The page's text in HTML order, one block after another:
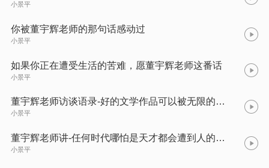
小景平
你被董宇辉老师的那句话感动过
小景平
如果你正在遭受生活的苦难，愿董宇辉老师这番话
小景平
董宇辉老师访谈语录-好的文学作品可以被无限的解读，每个人都能从中看到自己。
小景平
董宇辉老师讲-任何时代哪怕是天才都会遭到人的妒忌和陷害，不要为这些所重伤。
小景平